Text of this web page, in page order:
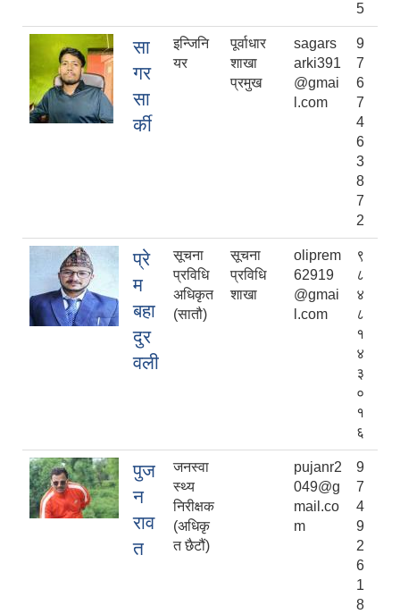
5
सा
गर
सा
र्की
इन्जिनि
यर
पूर्वाधार
शाखा
प्रमुख
sagars
arki391
@gmai
l.com
9
7
6
7
4
6
3
8
7
2
प्रे
म
बहा
दुर
वली
सूचना
प्रविधि
अधिकृत
(सातौ)
सूचना
प्रविधि
शाखा
oliprem
62919
@gmai
l.com
९
८
४
८
१
४
३
०
१
६
पुज
न
राव
त
जनस्वा
स्थ्य
निरीक्षक
(अधिकृ
त छैटौं)
pujanr2
049@g
mail.co
m
9
7
4
9
2
6
1
8